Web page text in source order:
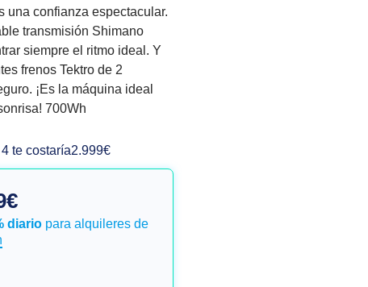
una confianza espectacular.
transmisión Shimano
siempre el ritmo ideal. Y
frenos Tektro de 2
¡Es la máquina ideal
700Wh
te costaría2.999€
diario para alquileres de